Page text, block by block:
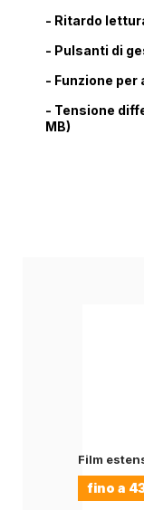
- Ritardo
- Pulsanti di
- Funzione
- Tensione
MB)
Film
fino a